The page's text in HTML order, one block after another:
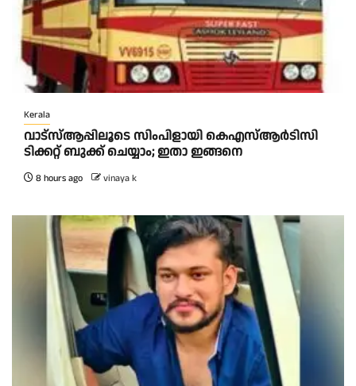
Kerala
വാട്‌സ്ആപ്പിലൂടെ സിംപിളായി കെഎസ്ആര്‍ടിസി
ടിക്കറ്റ് ബുക്ക് ചെയ്യാം; ഇതാ ഇങ്ങനെ
8 hours ago vinaya k